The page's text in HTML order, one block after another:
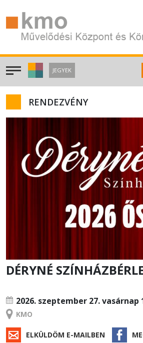
JEGYEK
RENDEZVÉNY
DÉRYNÉ
2026. szeptember 27.vasárnap
KMO
ELKÜLDÖM E-MAILBEN